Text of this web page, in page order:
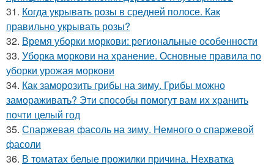
31. Когда укрывать розы в средней полосе. Как
правильно укрывать розы?
32. Время уборки моркови: региональные особенности
33. Уборка моркови на хранение. Основные правила по
уборки урожая моркови
34. Как заморозить грибы на зиму. Грибы можно
замораживать? Эти способы помогут вам их хранить
почти целый год
35. Спаржевая фасоль на зиму. Немного о спаржевой
фасоли
36. В томатах белые прожилки причина. Нехватка